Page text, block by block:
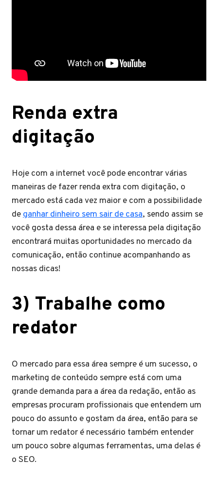
Renda extra
digitação
Hoje com a internet você pode encontrar várias
maneiras de fazer renda extra com digitação, o
mercado está cada vez maior e com a possibilidade
deganhar dinheiro sem sair de casa, sendo assim se
você gosta dessa área e se interessa pela digitação
encontrará muitas oportunidades no mercado da
comunicação, então continue acompanhando as
nossas dicas!
3) Trabalhe como
redator
O mercado para essa área sempre é um sucesso, o
marketing de conteúdo sempre está com uma
grande demanda para a área da redação, então as
empresas procuram profissionais que entendem um
pouco do assunto e gostam da área, então para se
tornar um redator é necessário também entender
um pouco sobre algumas ferramentas, uma delas é
o SEO.